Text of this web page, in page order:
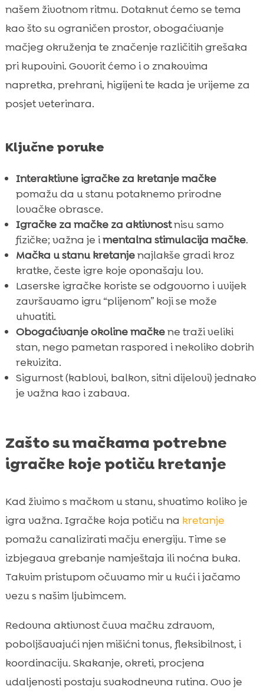
 Kada potražiti savjet veterinara prije
intenzivnije igre
 Zaključak
 FAQ
našem životnom ritmu. Dotaknut ćemo se tema
kao što su ograničen prostor, obogaćivanje
mačjeg okruženja te značenje različitih grešaka
pri kupovini. Govorit ćemo i o znakovima
napretka, prehrani, higijeni te kada je vrijeme za
posjet veterinara.
Ključne poruke
Interaktivne igračke za kretanje mačke
pomažu da u stanu potaknemo prirodne
lovačke obrasce.
Igračke za mačke za aktivnostnisu samo
fizičke; važna je imentalna stimulacija mačke.
Mačka u stanu kretanjenajlakše gradi kroz
kratke, česte igre koje oponašaju lov.
Laserske igračke koriste se odgovorno i uvijek
završavamo igru “plijenom” koji se može
uhvatiti.
Obogaćivanje okoline mačkene traži veliki
stan, nego pametan raspored i nekoliko dobrih
rekvizita.
Sigurnost (kablovi, balkon, sitni dijelovi) jednako
je važna kao i zabava.
Zašto su mačkama potrebne
igračke koje potiču kretanje
Kad živimo s mačkom u stanu, shvatimo koliko je
igra važna. Igračke koja potiču na kretanje
pomažu canalizirati mačju energiju. Time se
izbjegava grebanje namještaja ili noćna buka.
Takvim pristupom očuvamo mir u kući i jačamo
vezu s našim ljubimcem.
Redovna aktivnost čuva mačku zdravom,
poboljšavajući njen mišićni tonus, fleksibilnost, i
koordinaciju. Skakanje, okreti, procjena
udaljenosti postaju svakodnevna rutina. Ovo je